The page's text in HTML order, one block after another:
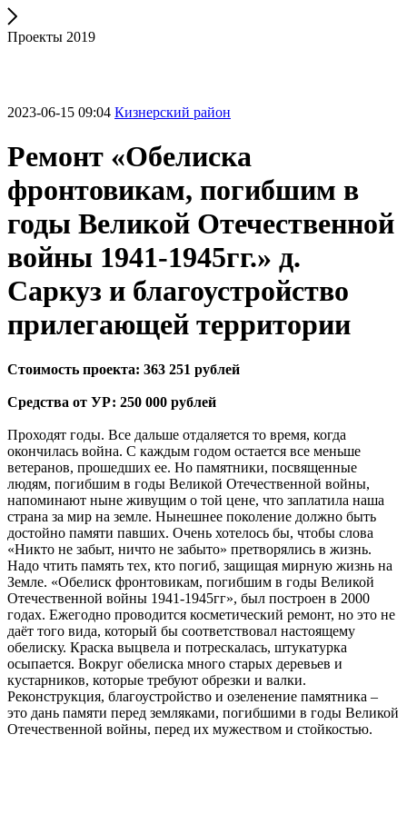
Проекты 2019
2023-06-15 09:04 Кизнерский район
Ремонт «Обелиска
фронтовикам, погибшим в
годы Великой Отечественной
войны 1941-1945гг.» д.
Саркуз и благоустройство
прилегающей территории
Стоимость проекта: 363 251 рублей
Средства от УР: 250 000 рублей
Проходят годы. Все дальше отдаляется то время, когда
окончилась война. С каждым годом остается все меньше
ветеранов, прошедших ее. Но памятники, посвященные
людям, погибшим в годы Великой Отечественной войны,
напоминают ныне живущим о той цене, что заплатила наша
страна за мир на земле. Нынешнее поколение должно быть
достойно памяти павших. Очень хотелось бы, чтобы слова
«Никто не забыт, ничто не забыто» претворялись в жизнь.
Надо чтить память тех, кто погиб, защищая мирную жизнь на
Земле. «Обелиск фронтовикам, погибшим в годы Великой
Отечественной войны 1941-1945гг», был построен в 2000
годах. Ежегодно проводится косметический ремонт, но это не
даёт того вида, который бы соответствовал настоящему
обелиску. Краска выцвела и потрескалась, штукатурка
осыпается. Вокруг обелиска много старых деревьев и
кустарников, которые требуют обрезки и валки.
Реконструкция, благоустройство и озеленение памятника –
это дань памяти перед земляками, погибшими в годы Великой
Отечественной войны, перед их мужеством и стойкостью.